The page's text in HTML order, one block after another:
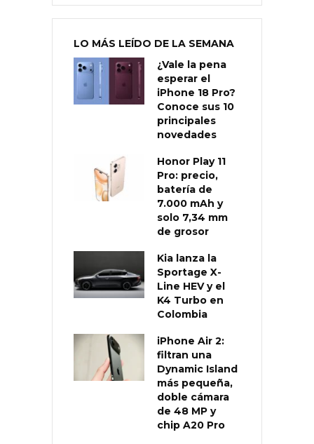
LO MÁS LEÍDO DE LA SEMANA
¿Vale la pena
esperar el
iPhone 18 Pro?
Conoce sus 10
principales
novedades
Honor Play 11
Pro: precio,
batería de
7.000 mAh y
solo 7,34 mm
de grosor
Kia lanza la
Sportage X-
Line HEV y el
K4 Turbo en
Colombia
iPhone Air 2:
filtran una
Dynamic Island
más pequeña,
doble cámara
de 48 MP y
chip A20 Pro